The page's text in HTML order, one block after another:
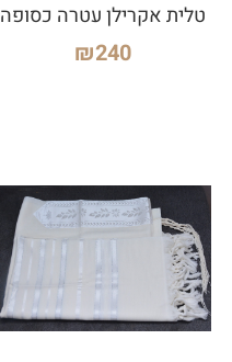
טלית אקרילן עטרה כסופה
₪240